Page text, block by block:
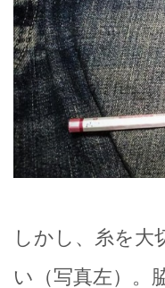
しかし、糸を
い（写真左）。